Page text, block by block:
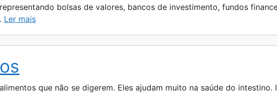
k k
bolsas de valores, bancos de investimento, fundos
Ler mais
que não se digerem. Eles ajudam muito na saúde do intestino.